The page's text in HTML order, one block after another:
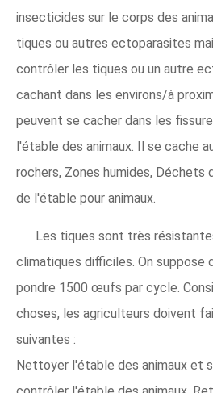
insecticides sur le corps des
tiques ou autres ectoparasites
contrôler les tiques ou un autre
cachant dans les environs/à
peuvent se cacher dans les
l'étable des animaux. Il se cache
rochers, Zones humides, Déchets
de l'étable pour animaux.
Les tiques sont très
climatiques difficiles. On suppose
pondre 1500 œufs par cycle.
choses, les agriculteurs doivent
suivantes :
Nettoyer l'étable des animaux et